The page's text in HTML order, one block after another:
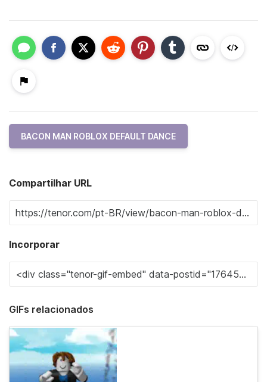
BACON MAN ROBLOX DEFAULT DANCE
Compartilhar URL
Incorporar
GIFs relacionados